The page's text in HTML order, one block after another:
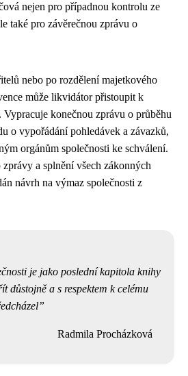
nejen pro případnou kontrolu ze
také pro závěrečnou zprávu o
nebo po rozdělení majetkového
může likvidátor přistoupit k
konečnou zprávu o průběhu
o vypořádání pohledávek a závazků,
orgánům společnosti ke schválení.
a splnění všech zákonných
návrh na výmaz společnosti z
je jako poslední kapitola knihy
důstojně a s respektem k celému
Radmila Procházková